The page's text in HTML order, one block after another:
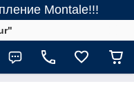
Montale!!!